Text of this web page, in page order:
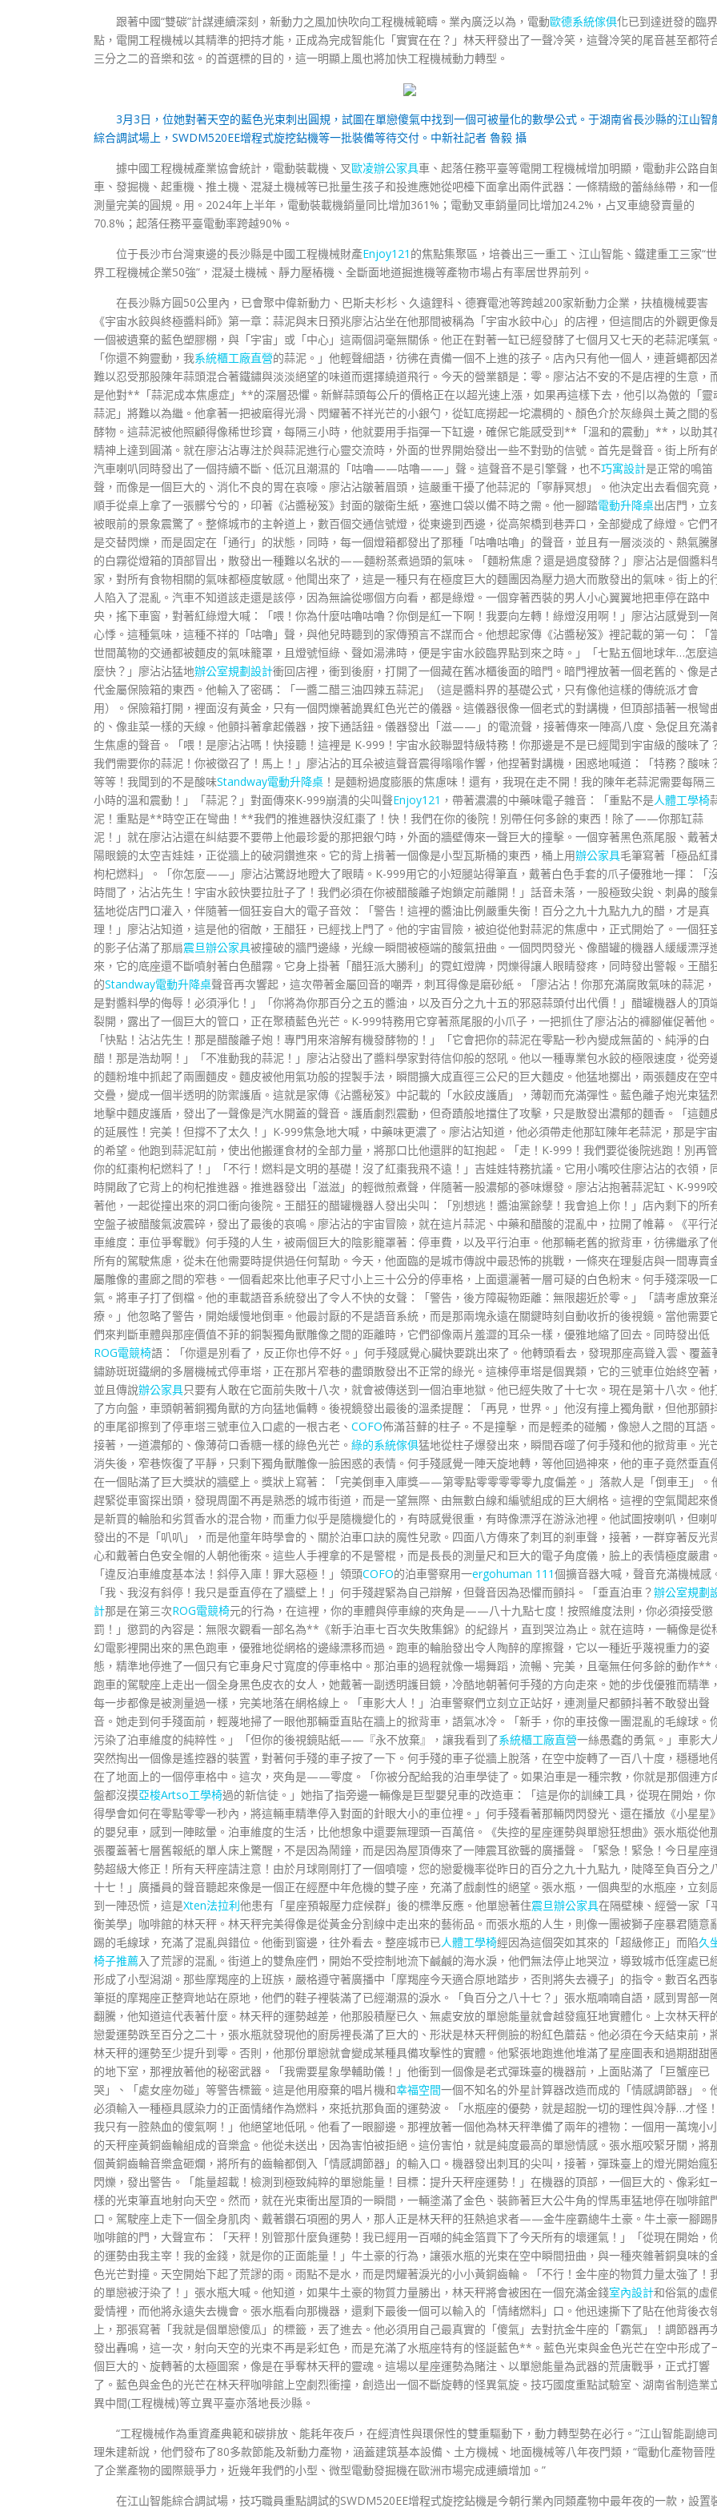
跟著中國“雙碳”計謀連續深刻，新動力之風加快吹向工程機械範疇。業內廣泛以為，電動歐德系統傢俱化已到達迸發的臨界
點，電開工程機械以其精準的把持才能，正成為完成智能化「實實在在？」林天秤發出了一聲冷笑，這聲冷笑的尾音甚至都符
三分之二的音樂和弦。的首選標的目的，這一明顯上風也將加快工程機械動力轉型。
3月3日，位她對著天空的藍色光束刺出圓規，試圖在單戀傻氣中找到一個可被量化的數學公式。于湖南省長沙縣的江山智
綜合調試場上，SWDM520EE增程式旋挖鉆機等一批裝備等待交付。中新社記者 魯毅 攝
據中國工程機械產業協會統計，電動裝載機、叉歐凌辦公家具車、起落任務平臺等電開工程機械增加明顯，電動非公路自
車、發掘機、起重機、推土機、混凝土機械等已批量生孩子和投進應她從吧檯下面拿出兩件武器：一條精緻的蕾絲絲帶，和一
測量完美的圓規。用。2024年上半年，電動裝載機銷量同比增加361%；電動叉車銷量同比增加24.2%，占叉車總發賣量的
70.8%；起落任務平臺電動率跨越90%。
位于長沙市台灣東邊的長沙縣是中國工程機械財產Enjoy121 的焦點集聚區，培養出三一重工、江山智能、鐵建重工三家“世
界工程機械企業50強”，混凝土機械、靜力壓樁機、全斷面地道掘進機等產物市場占有率居世界前列。
在長沙縣方圓50公里內，已會聚中偉新動力、巴斯夫杉杉、久遠鋰科、德賽電池等跨越200家新動力企業，扶植機械要害
《宇宙水餃與終極醬料師》第一章：蒜泥與末日預兆廖沾沾坐在他那間被稱為「宇宙水餃中心」的店裡，但這間店的外觀更像
一個被遺棄的藍色塑膠棚，與「宇宙」或「中心」這兩個詞毫無關係。他正在對著一缸已經發酵了七個月又七天的老蒜泥嘆氣。
「你還不夠靈動，我系統櫃工廠直營的蒜泥。」他輕聲細語，彷彿在責備一個不上進的孩子。店內只有他一個人，連蒼蠅都因
難以忍受那股陳年蒜頭混合著鐵鏽與淡淡絕望的味道而選擇繞道飛行。今天的營業額是：零。廖沾沾不安的不是店裡的生意，
是他對**「蒜泥成本焦慮症」**的深層恐懼。新鮮蒜頭每公斤的價格正在以超光速上漲，如果再這樣下去，他引以為傲的「靈
蒜泥」將難以為繼。他拿著一把被磨得光滑、閃耀著不祥光芒的小銀勺，從缸底撈起一坨濃稠的、顏色介於灰綠與土黃之間的
酵物。這蒜泥被他照顧得像稀世珍寶，每隔三小時，他就要用手指彈一下缸邊，確保它能感受到**「溫和的震動」**，以助其
精神上達到圓滿。就在廖沾沾專注於與蒜泥進行心靈交流時，外面的世界開始發出一些不對勁的信號。首先是聲音。街上所有
汽車喇叭同時發出了一個持續不斷、低沉且潮濕的「咕嚕——咕嚕——」聲。這聲音不是引擎聲，也不巧寓設計是正常的鳴笛
聲，而像是一個巨大的、消化不良的胃在哀嚎。廖沾沾皺著眉頭，這嚴重干擾了他蒜泥的「寧靜冥想」。他決定出去看個究竟，
順手從桌上拿了一張髒兮兮的，印著《沾醬秘笈》封面的皺衛生紙，塞進口袋以備不時之需。他一腳踏電動升降桌出店門，立
被眼前的景象震驚了。整條城市的主幹道上，數百個交通信號燈，從東邊到西邊，從高架橋到巷弄口，全部變成了綠燈。它們
是交替閃爍，而是固定在「通行」的狀態，同時，每一個燈箱都發出了那種「咕嚕咕嚕」的聲音，並且有一層淡淡的、熱氣騰
的白霧從燈箱的頂部冒出，散發出一種難以名狀的——麵粉蒸煮過頭的氣味。「麵粉焦慮？還是過度發酵？」廖沾沾是個醬料
家，對所有食物相關的氣味都極度敏感。他聞出來了，這是一種只有在極度巨大的麵團因為壓力過大而散發出的氣味。街上的
人陷入了混亂。汽車不知道該走還是該停，因為無論從哪個方向看，都是綠燈。一個穿著西裝的男人小心翼翼地把車停在路中
央，搖下車窗，對著紅綠燈大喊：「喂！你為什麼咕嚕咕嚕？你倒是紅一下啊！我要向左轉！綠燈沒用啊！」廖沾沾感覺到一
心悸。這種氣味，這種不祥的「咕嚕」聲，與他兒時聽到的家傳預言不謀而合。他想起家傳《沾醬秘笈》裡記載的第一句：「
世間萬物的交通都被麵皮的氣味籠罩，且燈號恒綠、聲如湯沸時，便是宇宙水餃臨界點到來之時。」「七點五個地球年…怎麼
麼快？」廖沾沾猛地辦公室規劃設計衝回店裡，衝到後廚，打開了一個藏在舊冰櫃後面的暗門。暗門裡放著一個老舊的、像是
代金屬保險箱的東西。他輸入了密碼：「一醬二醋三油四辣五蒜泥」（這是醬料界的基礎公式，只有像他這樣的傳統派才會
用）。保險箱打開，裡面沒有黃金，只有一個閃爍著詭異紅色光芒的儀器。這儀器很像一個老式的對講機，但頂部插著一根彎
的、像韭菜一樣的天線。他顫抖著拿起儀器，按下通話鈕。儀器發出「滋——」的電流聲，接著傳來一陣高八度、急促且充滿
生焦慮的聲音。「喂！是廖沾沾嗎！快接聽！這裡是 K-999！宇宙水餃聯盟特級特務！你那邊是不是已經聞到宇宙級的酸味了
我們需要你的蒜泥！你被徵召了！馬上！」廖沾沾的耳朵被這聲音震得嗡嗡作響，他捏著對講機，困惑地喊道：「特務？酸味
等等！我聞到的不是酸味Standway電動升降桌 ！是麵粉過度膨脹的焦慮味！還有，我現在走不開！我的陳年老蒜泥需要每隔三
小時的溫和震動！」「蒜泥？」對面傳來K-999崩潰的尖叫聲Enjoy121 ，帶著濃濃的中藥味電子雜音：「重點不是人體工學椅
泥！重點是**時空正在彎曲！**我們的推進器快沒紅棗了！快！我們在你的後院！別帶任何多餘的東西！除了——你那缸蒜
泥！」就在廖沾沾還在糾結要不要帶上他最珍愛的那把銀勺時，外面的牆壁傳來一聲巨大的撞擊。一個穿著黑色燕尾服、戴著
陽眼鏡的太空吉娃娃，正從牆上的破洞鑽進來。它的背上揹著一個像是小型瓦斯桶的東西，桶上用辦公家具毛筆寫著「極品紅
枸杞燃料」。「你怎麼——」廖沾沾驚訝地瞪大了眼睛。K-999用它的小短腿站得筆直，戴著白色手套的爪子優雅地一揮：「
時間了，沾沾先生！宇宙水餃快要拉肚子了！我們必須在你被醋酸離子炮鎖定前離開！」話音未落，一股極致尖銳、刺鼻的酸
猛地從店門口灌入，伴隨著一個狂妄自大的電子音效：「警告！這裡的醬油比例嚴重失衡！百分之九十九點九九的醋，才是真
理！」廖沾沾知道，這是他的宿敵，王醋狂，已經找上門了。他的宇宙冒險，被迫從他對蒜泥的焦慮中，正式開始了。一個狂
的影子佔滿了那扇震旦辦公家具被撞破的牆門邊緣，光線一瞬間被極端的酸氣扭曲。一個閃閃發光、像醋罐的機器人緩緩漂浮
來，它的底座還不斷噴射著白色醋霧。它身上掛著「醋狂派大勝利」的霓虹燈牌，閃爍得讓人眼睛發疼，同時發出警報。王醋
的Standway電動升降桌聲音再次響起，這次帶著金屬回音的嘲弄，刺耳得像是磨砂紙。「廖沾沾！你那充滿腐敗氣味的蒜泥，
是對醬料學的侮辱！必須淨化！」「你將為你那百分之五的醬油，以及百分之九十五的邪惡蒜頭付出代價！」醋罐機器人的頂
裂開，露出了一個巨大的管口，正在聚積藍色光芒。K-999特務用它穿著燕尾服的小爪子，一把抓住了廖沾沾的褲腳催促著他。
「快點！沾沾先生！那是醋酸離子炮！專門用來溶解有機發酵物的！」「它會把你的蒜泥在零點一秒內變成無菌的、純淨的白
醋！那是浩劫啊！」「不准動我的蒜泥！」廖沾沾發出了醬料學家對待信仰般的怒吼。他以一種專業包水餃的極限速度，從旁
的麵粉堆中抓起了兩團麵皮。麵皮被他用氣功般的捏製手法，瞬間擴大成直徑三公尺的巨大麵皮。他猛地擲出，兩張麵皮在空
交疊，變成一個半透明的防禦護盾。這就是家傳《沾醬秘笈》中記載的「水餃皮護盾」，薄韌而充滿彈性。藍色離子炮光束猛
地擊中麵皮護盾，發出了一聲像是汽水開蓋的聲音。護盾劇烈震動，但奇蹟般地擋住了攻擊，只是散發出濃郁的麵香。「這麵
的延展性！完美！但撐不了太久！」K-999焦急地大喊，中藥味更濃了。廖沾沾知道，他必須帶走他那缸陳年老蒜泥，那是宇宙
的希望。他跑到蒜泥缸前，使出他搬運食材的全部力量，將那口比他還胖的缸抱起。「走！K-999！我們要從後院逃跑！別再管
你的紅棗枸杞燃料了！」「不行！燃料是文明的基礎！沒了紅棗我飛不遠！」吉娃娃特務抗議。它用小嘴咬住廖沾沾的衣領，
時開啟了它背上的枸杞推進器。推進器發出「滋滋」的輕微煎煮聲，伴隨著一股濃郁的蔘味爆發。廖沾沾抱著蒜泥缸、K-999咬
著他，一起從撞出來的洞口衝向後院。王醋狂的醋罐機器人發出尖叫：「別想逃！醬油黨餘孽！我會追上你！」店內剩下的所
空盤子被醋酸氣波震碎，發出了最後的哀鳴。廖沾沾的宇宙冒險，就在這片蒜泥、中藥和醋酸的混亂中，拉開了帷幕。《平行
車維度：車位爭奪戰》何手殘的人生，被兩個巨大的陰影籠罩著：停車費，以及平行泊車。他那輛老舊的掀背車，彷彿繼承了
所有的駕駛焦慮，從未在他需要時提供過任何幫助。今天，他面臨的是城市傳說中最恐怖的挑戰，一條夾在理髮店與一間專賣
屬雕像的畫廊之間的窄巷。一個看起來比他車子尺寸小上三十公分的停車格，上面還灑著一層可疑的白色粉末。何手殘深吸一
氣。將車子打了倒檔。他的車載語音系統發出了令人不快的女聲：「警告，後方障礙物距離：無限趨近於零。」「請考慮放棄
療。」他忽略了警告，開始緩慢地倒車。他最討厭的不是語音系統，而是那兩塊永遠在關鍵時刻自動收折的後視鏡。當他需要
們來判斷車體與那座價值不菲的銅製獨角獸雕像之間的距離時，它們卻像兩片羞澀的耳朵一樣，優雅地縮了回去。同時發出低
ROG電競椅語：「你還是別看了，反正你也停不好。」何手殘感覺心臟快要跳出來了。他轉頭看去，發現那座高聳入雲、覆蓋
鏽跡斑斑鐵網的多層機械式停車塔，正在那片窄巷的盡頭散發出不正常的綠光。這棟停車塔是個異類，它的三號車位始終空著，
並且傳說辦公家具只要有人敢在它面前失敗十八次，就會被傳送到一個泊車地獄。他已經失敗了十七次。現在是第十八次。他
了方向盤，車頭朝著銅獨角獸的方向猛地偏轉。後視鏡發出最後的溫柔提醒：「再見，世界。」他沒有撞上獨角獸，但他那顫
的車尾卻擦到了停車塔三號車位入口處的一根古老、 COFO佈滿苔蘚的柱子。不是撞擊，而是輕柔的碰觸，像戀人之間的耳語。
接著，一道濃郁的、像薄荷口香糖一樣的綠色光芒。 綠的系統傢俱猛地從柱子爆發出來，瞬間吞噬了何手殘和他的掀背車。光
消失後，窄巷恢復了平靜，只剩下獨角獸雕像一臉困惑的表情。何手殘感覺一陣天旋地轉，等他回過神來，他的車子竟然垂直
在一個貼滿了巨大獎狀的牆壁上。獎狀上寫著：「完美倒車入庫獎——第零點零零零零零九度偏差。」落款人是「倒車王」。
趕緊從車窗探出頭，發現周圍不再是熟悉的城市街道，而是一望無際、由無數白線和編號組成的巨大網格。這裡的空氣聞起來
是新買的輪胎和劣質香水的混合物，而重力似乎是隨機變化的，有時感覺很重，有時像漂浮在游泳池裡。他試圖按喇叭，但喇
發出的不是「叭叭」，而是他童年時學會的、關於泊車口訣的魔性兒歌。四面八方傳來了刺耳的剎車聲，接著，一群穿著反光
心和戴著白色安全帽的人朝他衝來。這些人手裡拿的不是警棍，而是長長的測量尺和巨大的電子角度儀，臉上的表情極度嚴肅。
「違反泊車維度基本法！斜停入庫！罪大惡極！」領頭COFO的泊車警察用一ergohuman 111個擴音器大喊，聲音充滿機械感
「我、我沒有斜停！我只是垂直停在了牆壁上！」何手殘趕緊為自己辯解，但聲音因為恐懼而顫抖。「垂直泊車？辦公室規劃
計那是在第三次ROG電競椅元的行為，在這裡，你的車體與停車線的夾角是——八十九點七度！按照維度法則，你必須接受懲
罰！」懲罰的內容是：無限次觀看一部名為**《新手泊車七百次失敗集錦》的紀錄片，直到哭泣為止。就在這時，一輛像是從
幻電影裡開出來的黑色跑車，優雅地從網格的邊緣漂移而過。跑車的輪胎發出令人陶醉的摩擦聲，它以一種近乎蔑視重力的姿
態，精準地停進了一個只有它車身尺寸寬度的停車格中。那泊車的過程就像一場舞蹈，流暢、完美，且毫無任何多餘的動作**
跑車的駕駛座上走出一個全身黑色皮衣的女人，她戴著一副透明護目鏡，冷酷地朝著何手殘的方向走來。她的步伐優雅而精準，
每一步都像是被測量過一樣，完美地落在網格線上。「車影大人！」泊車警察們立刻立正站好，連測量尺都顫抖著不敢發出聲
音。她走到何手殘面前，輕蔑地掃了一眼他那輛垂直貼在牆上的掀背車，語氣冰冷。「新手，你的車技像一團混亂的毛線球。
污染了泊車維度的純粹性。」「但你的後視鏡貼紙——『永不放棄』，讓我看到了系統櫃工廠直營一絲愚蠢的勇氣。」車影大
突然掏出一個像是遙控器的裝置，對著何手殘的車子按了一下。何手殘的車子從牆上脫落，在空中旋轉了一百八十度，穩穩地
在了地面上的一個停車格中。這次，夾角是——零度。「你被分配給我的泊車學徒了。如果泊車是一種宗教，你就是那個連方
盤都沒摸亞梭Artso工學椅過的新信徒。」她指了指旁邊一輛像是巨型嬰兒車的改造車：「這是你的訓練工具，從現在開始，你
得學會如何在零點零零一秒內，將這輛車精準停入對面的針眼大小的車位裡。」何手殘看著那輛閃閃發光、還在播放《小星星》
的嬰兒車，感到一陣眩暈。泊車維度的生活，比他想象中還要無理頭一百萬倍。《失控的星座運勢與單戀狂想曲》張水瓶從他
張覆蓋著七層舊報紙的單人床上驚醒，不是因為鬧鐘，而是因為屋頂傳來了一陣震耳欲聾的廣播聲。「緊急！緊急！今日星座
勢超級大修正！所有天秤座請注意！由於月球剛剛打了一個噴嚏，您的戀愛機率從昨日的百分之九十九點九，陡降至負百分之
十七！」廣播員的聲音聽起來像是一個正在經歷中年危機的雙子座，充滿了戲劇性的絕望。張水瓶，一個典型的水瓶座，立刻
到一陣恐慌，這是Xten法拉利他患有「星座預報壓力症候群」後的標準反應。他單戀著住震旦辦公家具在隔壁棟、經營一家「
衡美學」咖啡館的林天秤。林天秤完美得像是從黃金分割線中走出來的藝術品。而張水瓶的人生，則像一團被獅子座暴君隨意
踢的毛線球，充滿了混亂與錯位。他衝到窗邊，往外看去。整座城市已人體工學椅經因為這個突如其來的「超級修正」而陷久
椅子推薦入了荒謬的混亂。街道上的雙魚座們，開始不受控制地流下鹹鹹的海水淚，他們無法停止地哭泣，導致城市低窪處已
形成了小型潟湖。那些摩羯座的上班族，嚴格遵守著廣播中「摩羯座今天適合原地踏步，否則將失去襪子」的指令。數百名西
筆挺的摩羯座正整齊地站在原地，他們的鞋子裡裝滿了已經潮濕的淚水。「負百分之八十七？」張水瓶喃喃自語，感到胃部一
翻騰，他知道這代表著什麼。林天秤的運勢越差，他那股積壓已久、無處安放的單戀能量就會越發瘋狂地實體化。上次林天秤
戀愛運勢跌至百分之二十，張水瓶就發現他的廚房裡長滿了巨大的、形狀是林天秤側臉的粉紅色蘑菇。他必須在今天結束前，
林天秤的運勢至少提升到零。否則，他那份單戀就會變成某種具備攻擊性的實體。他緊張地跑進他堆滿了星座圖表和過期甜甜
的地下室，那裡放著他的秘密武器。「我需要星象學輔助儀！」他衝到一個像是老式彈珠臺的機器前，上面貼滿了「巨蟹座已
哭」、「處女座勿碰」等警告標籤。這是他用廢棄的唱片機和幸福空間一個不知名的外星計算器改造而成的「情感調節器」。
必須輸入一種極具感染力的正面情緒作為燃料，來抵抗那負面的運勢波。「水瓶座的優勢，就是超脫一切的理性與冷靜…才怪！
我只有一腔熱血的傻氣啊！」他絕望地低吼。他看了一眼腳邊。那裡放著一個他為林天秤準備了兩年的禮物：一個用一萬塊小
的天秤座黃銅齒輪組成的音樂盒。他從未送出，因為害怕被拒絕。這份害怕，就是純度最高的單戀情感。張水瓶咬緊牙關，將
個黃銅齒輪音樂盒砸爛，將所有的齒輪都倒入「情感調節器」的輸入口。機器發出刺耳的尖叫，接著，彈珠臺上的燈光開始瘋
閃爍，發出警告。「能量超載！檢測到極致純粹的單戀能量！目標：提升天秤座運勢！」在機器的頂部，一個巨大的、像彩虹
樣的光束筆直地射向天空。然而，就在光束衝出屋頂的一瞬間，一輛塗滿了金色、裝飾著巨大公牛角的悍馬車猛地停在咖啡館
口。駕駛座上走下一個全身肌肉、戴著鑽石項圈的男人，那人正是林天秤的狂熱追求者——金牛座霸總牛土豪。牛土豪一腳踢
咖啡館的門，大聲宣布：「天秤！別管那什麼負運勢！我已經用一百噸的純金箔買下了今天所有的壞運氣！」「從現在開始，
的運勢由我主宰！我的金錢，就是你的正面能量！」牛土豪的行為，讓張水瓶的光束在空中瞬間扭曲，與一種夾雜著銅臭味的
色光芒對撞。天空開始下起了荒謬的雨。雨點不是水，而是閃耀著淚光的小小黃銅齒輪。「不行！金牛座的物質力量太強了！
的單戀被汙染了！」張水瓶大喊。他知道，如果牛土豪的物質力量勝出，林天秤將會被困在一個充滿金錢室內設計和俗氣的虛
愛情裡，而他將永遠失去機會。張水瓶看向那機器，還剩下最後一個可以輸入的「情緒燃料」口。他迅速撕下了貼在他背後衣
上，那張寫著「我就是個單戀傻瓜」的標籤，丟了進去。他必須用自己最真實的「傻氣」去對抗金牛座的「霸氣」！調節器再
發出轟鳴，這一次，射向天空的光束不再是彩虹色，而是充滿了水瓶座特有的怪誕藍色**。藍色光束與金色光芒在空中形成了
個巨大的、旋轉著的太極圖案，像是在爭奪林天秤的靈魂。這場以星座運勢為賭注、以單戀能量為武器的荒唐戰爭，正式打響
了。藍色與金色的光芒在林天秤咖啡館上空劇烈衝撞，創造出一個不斷旋轉的怪異氣旋。技巧國度重點試驗室、湖南省制造業
異中間(工程機械)等立異平臺亦落地長沙縣。
“工程機械作為重資產典範和碳排放、能耗年夜戶，在經濟性與環保性的雙重驅動下，動力轉型勢在必行。”江山智能副總司
理朱建新說，他們發布了80多款節能及新動力產物，涵蓋建筑基本設備、土方機械、地面機械等八年夜門類，“電動化產物晉陞
了企業產物的國際競爭力，近幾年我們的小型、微型電動發掘機在歐洲市場完成連續增加。”
在江山智能綜合調試場，技巧職員重點調試的SWDM520EE增程式旋挖鉆機是今朝行業內同類產物中最年夜的一款，設置